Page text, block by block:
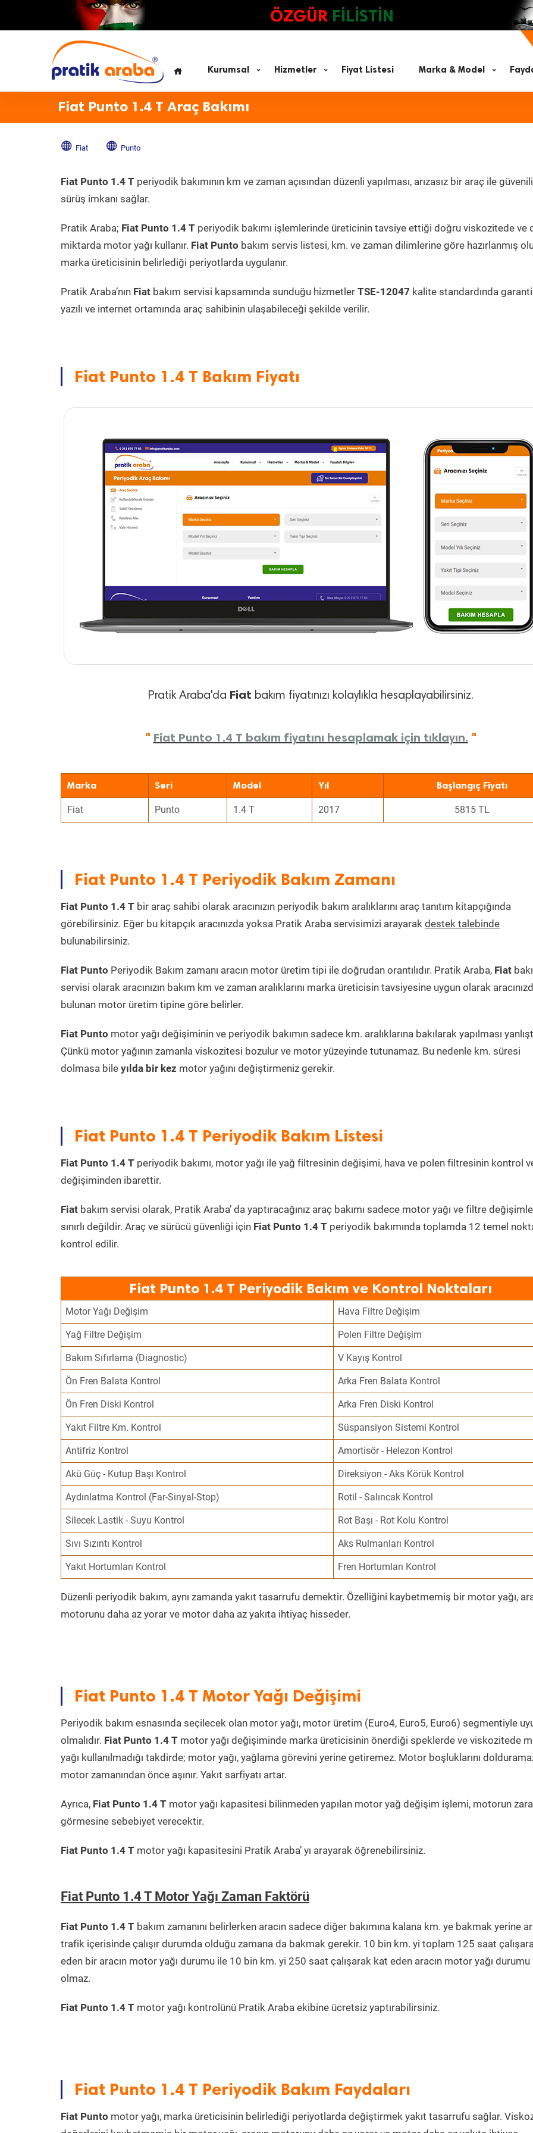
ÖZGÜR FİLİSTİN
Kurumsal Hizmetler Fiyat Listesi Marka & Model
Fiat Punto 1.4 T Araç Bakımı
Fiat Punto
Fiat Punto 1.4 T periyodik bakımının km ve zaman açısından düzenli yapılması, arızasız bir araç ile
sürüş imkanı sağlar.
Pratik Araba; Fiat Punto 1.4 T periyodik bakımı işlemlerinde üreticinin tavsiye ettiği doğru viskozitede ve
miktarda motor yağı kullanır. Fiat Punto bakım servis listesi, km. ve zaman dilimlerine göre hazırlanmış
marka üreticisinin belirlediği periyotlarda uygulanır.
Pratik Araba’nın Fiat bakım servisi kapsamında sunduğu hizmetler TSE-12047 kalite standardında
yazılı ve internet ortamında araç sahibinin ulaşabileceği şekilde verilir.
Fiat Punto 1.4 T Bakım Fiyatı
Pratik Araba'da Fiatbakım fiyatınızı kolaylıkla hesaplayabilirsiniz.
" Fiat Punto 1.4 T bakım fiyatını hesaplamak için tıklayın. "
Marka Seri Model Yıl Başlangıç Fiyatı
Fiat Punto 1.4 T 2017 5815 TL
Fiat Punto 1.4 T Periyodik Bakım Zamanı
Fiat Punto 1.4 T bir araç sahibi olarak aracınızın periyodik bakım aralıklarını araç tanıtım kitapçığında
görebilirsiniz. Eğer bu kitapçık aracınızda yoksa Pratik Araba servisimizi arayarak destek talebinde
bulunabilirsiniz.
Fiat Punto Periyodik Bakım zamanı aracın motor üretim tipi ile doğrudan orantılıdır. Pratik Araba, Fiat
servisi olarak aracınızın bakım km ve zaman aralıklarını marka üreticisin tavsiyesine uygun olarak
bulunan motor üretim tipine göre belirler.
Fiat Punto motor yağı değişiminin ve periyodik bakımın sadece km. aralıklarına bakılarak yapılması
Çünkü motor yağının zamanla viskozitesi bozulur ve motor yüzeyinde tutunamaz. Bu nedenle km. süresi
dolmasa bile yılda bir kez motor yağını değiştirmeniz gerekir.
Fiat Punto 1.4 T Periyodik Bakım Listesi
Fiat Punto 1.4 T periyodik bakımı, motor yağı ile yağ filtresinin değişimi, hava ve polen filtresinin kontrol
değişiminden ibarettir.
Fiat bakım servisi olarak, Pratik Araba’ da yaptıracağınız araç bakımı sadece motor yağı ve filtre
sınırlı değildir. Araç ve sürücü güvenliği için Fiat Punto 1.4 T periyodik bakımında toplamda 12 temel
kontrol edilir.
Fiat Punto 1.4 T Periyodik Bakım ve Kontrol Noktaları
Motor Yağı Değişim Hava Filtre Değişim
Yağ Filtre Değişim Polen Filtre Değişim
Bakım Sıfırlama (Diagnostic) V Kayış Kontrol
Ön Fren Balata Kontrol Arka Fren Balata Kontrol
Ön Fren Diski Kontrol Arka Fren Diski Kontrol
Yakıt Filtre Km. Kontrol Süspansiyon Sistemi Kontrol
Antifriz Kontrol Amortisör - Helezon Kontrol
Akü Güç - Kutup Başı Kontrol Direksiyon - Aks Körük Kontrol
Aydınlatma Kontrol (Far-Sinyal-Stop) Rotil - Salıncak Kontrol
Silecek Lastik - Suyu Kontrol Rot Başı - Rot Kolu Kontrol
Sıvı Sızıntı Kontrol Aks Rulmanları Kontrol
Yakıt Hortumları Kontrol Fren Hortumları Kontrol
Düzenli periyodik bakım, aynı zamanda yakıt tasarrufu demektir. Özelliğini kaybetmemiş bir motor yağı,
motorunu daha az yorar ve motor daha az yakıta ihtiyaç hisseder.
Fiat Punto 1.4 T Motor Yağı Değişimi
Periyodik bakım esnasında seçilecek olan motor yağı, motor üretim (Euro4, Euro5, Euro6) segmentiyle
olmalıdır. Fiat Punto 1.4 T motor yağı değişiminde marka üreticisinin önerdiği speklerde ve viskozitede
yağı kullanılmadığı takdirde; motor yağı, yağlama görevini yerine getiremez. Motor boşluklarını
motor zamanından önce aşınır. Yakıt sarfiyatı artar.
Ayrıca, Fiat Punto 1.4 T motor yağı kapasitesi bilinmeden yapılan motor yağ değişim işlemi, motorun
görmesine sebebiyet verecektir.
Fiat Punto 1.4 T motor yağı kapasitesini Pratik Araba’ yı arayarak öğrenebilirsiniz.
Fiat Punto 1.4 T Motor Yağı Zaman Faktörü
Fiat Punto 1.4 T bakım zamanını belirlerken aracın sadece diğer bakımına kalana km. ye bakmak yerine
trafik içerisinde çalışır durumda olduğu zamana da bakmak gerekir. 10 bin km. yi toplam 125 saat
eden bir aracın motor yağı durumu ile 10 bin km. yi 250 saat çalışarak kat eden aracın motor yağı durumu
olmaz.
Fiat Punto 1.4 T motor yağı kontrolünü Pratik Araba ekibine ücretsiz yaptırabilirsiniz.
Fiat Punto 1.4 T Periyodik Bakım Faydaları
Fiat Punto motor yağı, marka üreticisinin belirlediği periyotlarda değiştirmek yakıt tasarrufu sağlar.